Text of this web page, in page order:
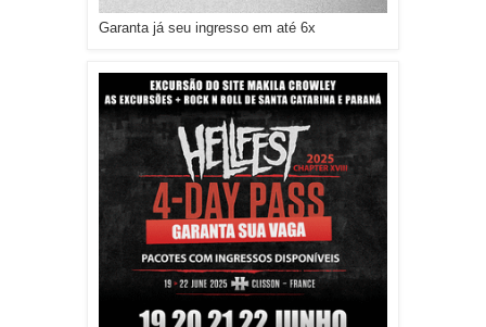
Garanta já seu ingresso em até 6x